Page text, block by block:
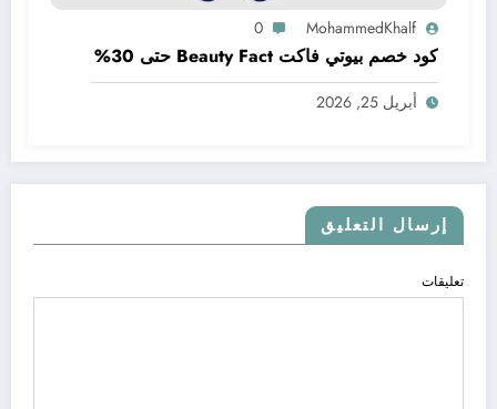
MohammedKhalf
0
كود خصم بيوتي فاكت Beauty Fact حتى 30%
أبريل 25, 2026
إرسال التعليق
تعليقات